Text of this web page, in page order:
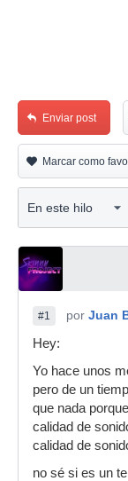
Enviar post
Marcar como
#1 por Juan
Hey:
Yo hace unos
pero de un
que nada
calidad de
calidad de
no sé si es un